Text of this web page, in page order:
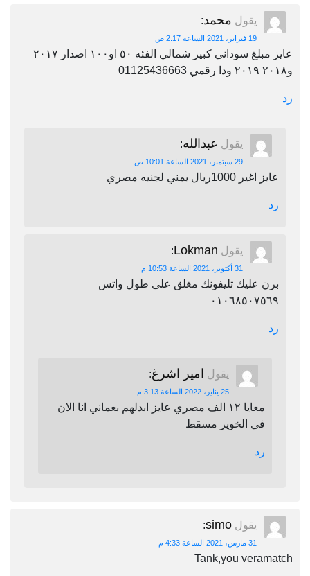
يقول محمد:
19 فبراير، 2021 الساعة 2:17 ص
عايز مبلغ سوداني كبير شمالي الفئه ٥٠ او١٠٠ اصدار ٢٠١٧
و٢٠١٨ ٢٠١٩ ودا رقمي 01125436663
رد
يقول عبدالله:
29 سبتمبر، 2021 الساعة 10:01 ص
عايز اغير 1000ريال يمني لجنيه مصري
رد
يقول Lokman
:
31 أكتوبر، 2021 الساعة 10:53 م
برن عليك تليفونك مغلق على طول واتس
٠١٠٦٨٥٠٧٥٦٩
رد
يقول امير اشرغ:
25 يناير، 2022 الساعة 3:13 م
معايا ١٢ الف مصري عايز ابدلهم بعماني انا الان
في الخوير مسقط
رد
يقول simo
:
31 مارس، 2021 الساعة 4:33 م
Tank,you veramatch